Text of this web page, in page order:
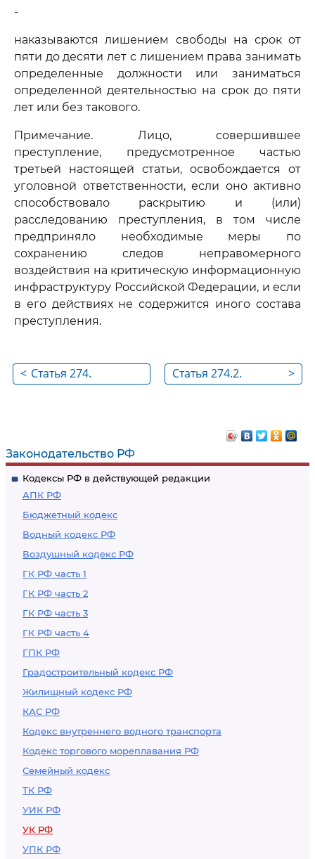
Законодательство РФ
Кодексы РФ в действующей редакции
АПК РФ
Бюджетный кодекс
Водный кодекс РФ
Воздушный кодекс РФ
ГК РФ часть 1
ГК РФ часть 2
ГК РФ часть 3
ГК РФ часть 4
ГПК РФ
Градостроительный кодекс РФ
Жилищный кодекс РФ
КАС РФ
Кодекс внутреннего водного транспорта
Кодекс торгового мореплавания РФ
Семейный кодекс
ТК РФ
УИК РФ
УК РФ
УПК РФ
-
наказываются лишением свободы на срок от
пяти до десяти лет с лишением права занимать
определенные должности или заниматься
определенной деятельностью на срок до пяти
лет или без такового.
Примечание. Лицо, совершившее
преступление, предусмотренное частью
третьей настоящей статьи, освобождается от
уголовной ответственности, если оно активно
способствовало раскрытию и (или)
расследованию преступления, в том числе
предприняло необходимые меры по
сохранению следов неправомерного
воздействия на критическую информационную
инфраструктуру Российской Федерации, и если
в его действиях не содержится иного состава
преступления.
< Статья 274.
передачи
компьютерной
информации и
информационно-
телекоммуникационных
сетей
>
Статья 274.2.
управления
техническими
средствами
противодействия